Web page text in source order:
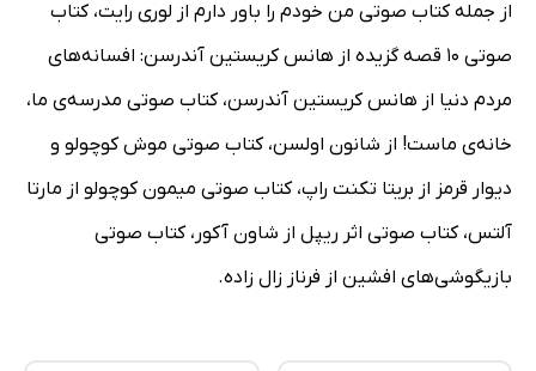
از جمله کتاب صوتی من خودم را باور دارم از لوری رایت، کتاب
صوتی 10 قصه گزیده از هانس کریستین آندرسن: افسانه‌های
مردم دنیا از هانس کریستین آندرسن، کتاب صوتی مدرسه‌ی ما،
خانه‌ی ماست! از شانون اولسن، کتاب صوتی موش کوچولو و
دیوار قرمز از بریتا تکنت راپ، کتاب صوتی میمون کوچولو از مارتا
آلتس، کتاب صوتی اثر ریپل از شاون آکور، کتاب صوتی
بازیگوشی‌های افشین از فرناز زال زاده.